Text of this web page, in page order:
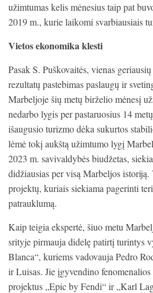
užimtumas kelis mėnesius taip pat
2019 m., kurie laikomi svarbiausiais
Vietos ekonomika klesti
Pasak S. Puškovaitės, vienas
rezultatų pastebimas paslaugų ir
Marbeljoje šių metų birželio mėnesį
nedarbo lygis per pastaruosius 14
išaugusio turizmo dėka sukurtos
lėmė tokį aukštą užimtumo lygį
2023 m. savivaldybės biudžetas,
didžiausias per visą Marbeljos
projektų, kuriais siekiama pagerinti
patrauklumą.
Kaip teigia ekspertė, šiuo metu
srityje pirmauja didelę patirtį turintys
Blanca“, kuriems vadovauja Pedro
ir Luisas. Jie įgyvendino fenomenalios
projektus „Epic by Fendi“ ir „Karl